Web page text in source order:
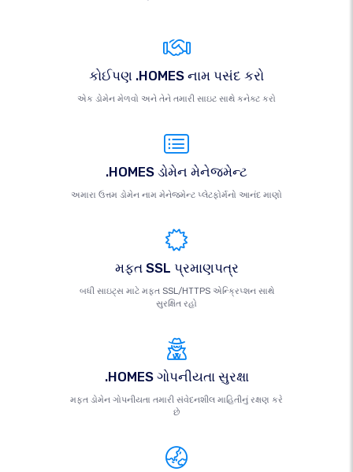
કોઈપણ .HOMES નામ પસંદ કરો
એક ડોમેન મેળવો અને તેને તમારી સાઇટ સાથે કનેક્ટ કરો
.HOMES ડોમેન મેનેજમેન્ટ
અમારા ઉત્તમ ડોમેન નામ મેનેજમેન્ટ પ્લેટફોર્મનો આનંદ માણો
મફત SSL પ્રમાણપત્ર
બધી સાઇટ્સ માટે મફત SSL/HTTPS એન્ક્રિપ્શન સાથે
સુરક્ષિત રહો
.HOMES ગોપનીયતા સુરક્ષા
મફત ડોમેન ગોપનીયતા તમારી સંવેદનશીલ માહિતીનું રક્ષણ કરે
છે